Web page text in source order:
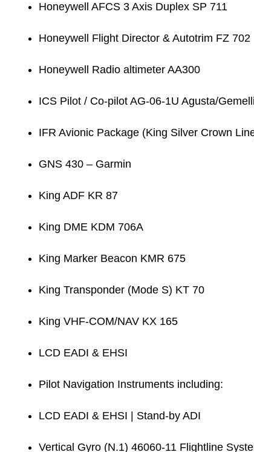
Honeywell AFCS 3 Axis Duplex SP 711
Honeywell Flight Director & Autotrim FZ 702
Honeywell Radio altimeter AA300
ICS Pilot / Co-pilot AG-06-1U Agusta/Gemelli
IFR Avionic Package (King Silver Crown
GNS 430 – Garmin
King ADF KR 87
King DME KDM 706A
King Marker Beacon KMR 675
King Transponder (Mode S) KT 70
King VHF-COM/NAV KX 165
LCD EADI & EHSI
Pilot Navigation Instruments including:
LCD EADI & EHSI | Stand-by ADI
Vertical Gyro (N.1) 46060-11 Flightline